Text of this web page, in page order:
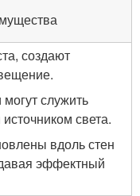
создают
служить
света.
вдоль стен
эффектный